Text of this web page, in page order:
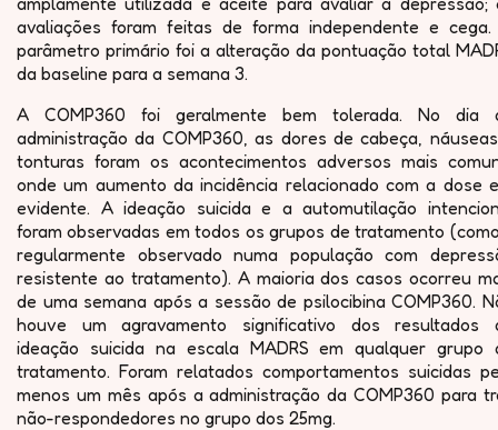
avaliações foram feitas de forma independente e cega.
parâmetro primário foi a alteração da pontuação total
da baseline para a semana 3.
A COMP360 foi geralmente bem tolerada. No dia
administração da COMP360, as dores de cabeça,
tonturas foram os acontecimentos adversos mais
onde um aumento da incidência relacionado com a dose
evidente. A ideação suicida e a automutilação
foram observadas em todos os grupos de tratamento
regularmente observado numa população com
resistente ao tratamento). A maioria dos casos ocorreu
de uma semana após a sessão de psilocibina COMP360.
houve um agravamento significativo dos resultados
ideação suicida na escala MADRS em qualquer grupo
tratamento. Foram relatados comportamentos suicidas
menos um mês após a administração da COMP360 para
não-respondedores no grupo dos 25mg.